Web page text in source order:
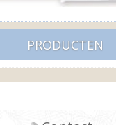
PRODUCTEN